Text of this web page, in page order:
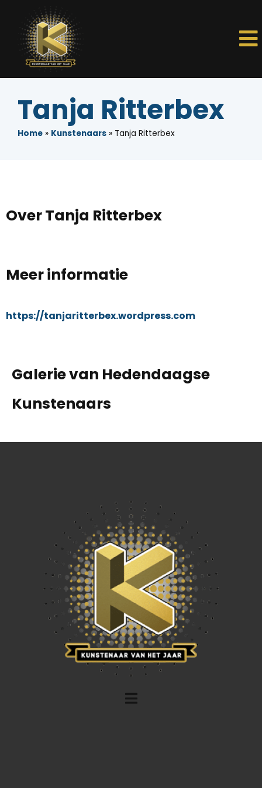
Tanja Ritterbex
Home » Kunstenaars » Tanja Ritterbex
Over Tanja Ritterbex
Meer informatie
https://tanjaritterbex.wordpress.com
Galerie van Hedendaagse
Kunstenaars